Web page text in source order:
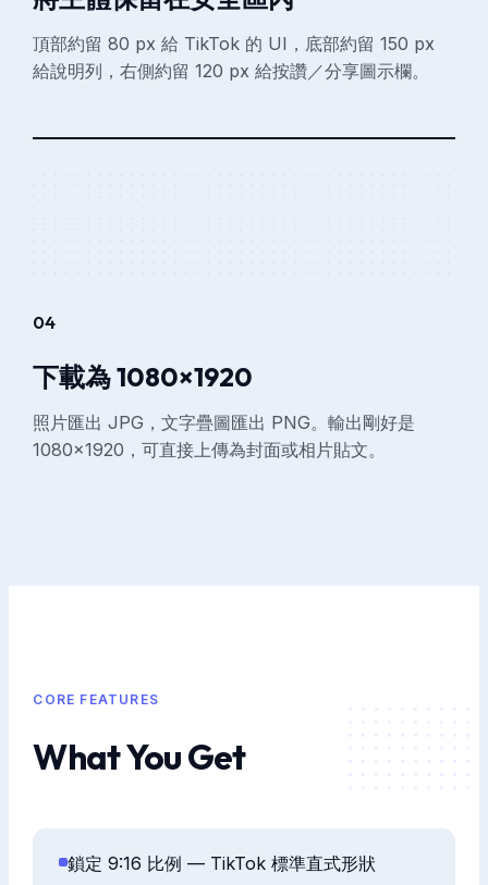
頂部約留 80 px 給 TikTok 的 UI，底部約留 150 px
給說明列，右側約留 120 px 給按讚／分享圖示欄。
04
下載為 1080×1920
照片匯出 JPG，文字疊圖匯出 PNG。輸出剛好是
1080×1920，可直接上傳為封面或相片貼文。
CORE FEATURES
What You Get
鎖定 9:16 比例 — TikTok 標準直式形狀